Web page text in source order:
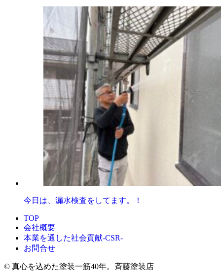
今日は、漏水検査をしてます。！
TOP
会社概要
本業を通した社会貢献-CSR-
お問合せ
© 真心を込めた塗装一筋40年。斉藤塗装店